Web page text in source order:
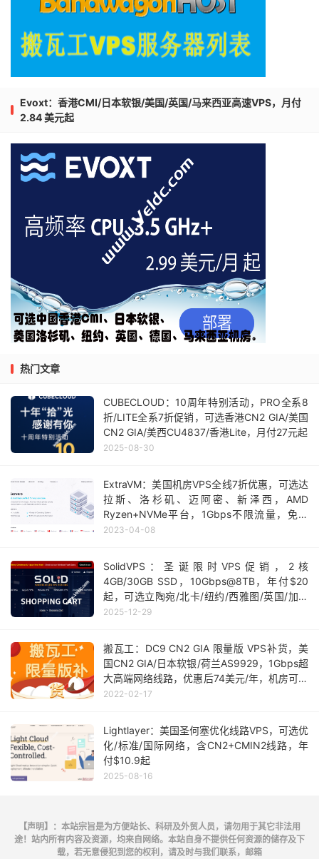
Evoxt：香港CMI/日本软银/美国/英国/马来西亚高速VPS，月付
2.84 美元起
热门文章
CUBECLOUD：10周年特别活动，PRO全系8
折/LITE全系7折促销，可选香港CN2 GIA/美国
CN2 GIA/美西CU4837/香港Lite，月付27元起
2025-08-30
ExtraVM：美国机房VPS全线7折优惠，可选达
拉斯、洛杉矶、迈阿密、新泽西，AMD
Ryzen+NVMe平台，1Gbps不限流量，免费
100Gbps DDoS防御，月付低至$3.5起
2023-04-08
SolidVPS：圣诞限时VPS促销，2核
4GB/30GB SSD，10Gbps@8TB，年付$20
起，可选立陶宛/北卡/纽约/西雅图/英国/加拿
大等机房
2025-12-29
搬瓦工：DC9 CN2 GIA 限量版 VPS补货，美
国CN2 GIA/日本软银/荷兰AS9929，1Gbps超
大高端网络线路，优惠后74美元/年，机房可随
意切换
2022-02-17
Lightlayer：美国圣何塞优化线路VPS，可选优
化/标准/国际网络，含CN2+CMIN2线路，年
付$10.9起
2025-08-16
【声明】：本站宗旨是为方便站长、科研及外贸人员，请勿用于其它非法用
途！站内所有内容及资源，均来自网络。本站自身不提供任何资源的储存及下
载，若无意侵犯到您的权利，请及时与我们联系，邮箱